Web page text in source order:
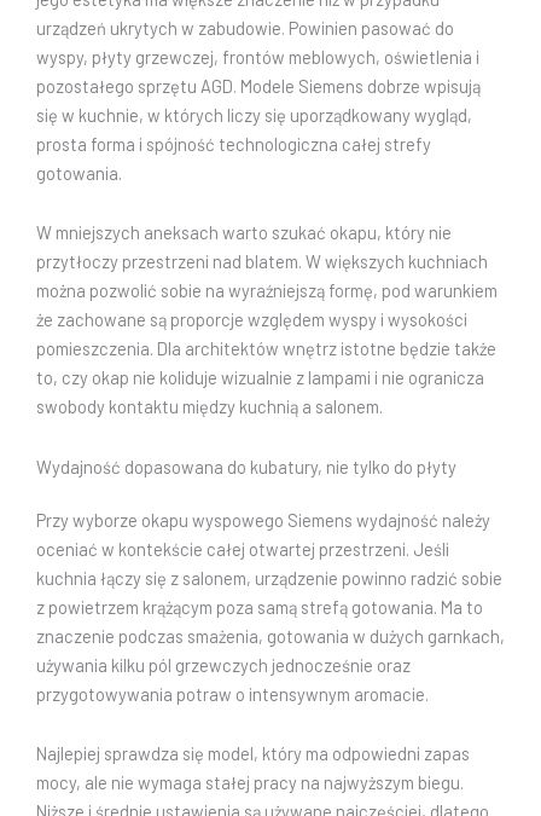
urządzeń ukrytych w zabudowie. Powinien pasować do
wyspy, płyty grzewczej, frontów meblowych, oświetlenia i
pozostałego sprzętu AGD. Modele Siemens dobrze wpisują
się w kuchnie, w których liczy się uporządkowany wygląd,
prosta forma i spójność technologiczna całej strefy
gotowania.
W mniejszych aneksach warto szukać okapu, który nie
przytłoczy przestrzeni nad blatem. W większych kuchniach
można pozwolić sobie na wyraźniejszą formę, pod warunkiem
że zachowane są proporcje względem wyspy i wysokości
pomieszczenia. Dla architektów wnętrz istotne będzie także
to, czy okap nie koliduje wizualnie z lampami i nie ogranicza
swobody kontaktu między kuchnią a salonem.
Wydajność dopasowana do kubatury, nie tylko do płyty
Przy wyborze okapu wyspowego Siemens wydajność należy
oceniać w kontekście całej otwartej przestrzeni. Jeśli
kuchnia łączy się z salonem, urządzenie powinno radzić sobie
z powietrzem krążącym poza samą strefą gotowania. Ma to
znaczenie podczas smażenia, gotowania w dużych garnkach,
używania kilku pól grzewczych jednocześnie oraz
przygotowywania potraw o intensywnym aromacie.
Najlepiej sprawdza się model, który ma odpowiedni zapas
mocy, ale nie wymaga stałej pracy na najwyższym biegu.
Niższe i średnie ustawienia są używane najczęściej, dlatego